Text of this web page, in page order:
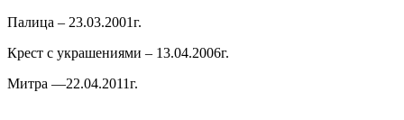
Палица – 23.03.2001г.
Крест с украшениями – 13.04.2006г.
Митра —22.04.2011г.